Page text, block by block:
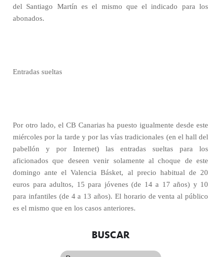
del Santiago Martín es el mismo que el indicado para los
abonados.
Entradas sueltas
Por otro lado, el CB Canarias ha puesto igualmente desde este
miércoles por la tarde y por las vías tradicionales (en el hall del
pabellón y por Internet) las entradas sueltas para los
aficionados que deseen venir solamente al choque de este
domingo ante el Valencia Básket, al precio habitual de 20
euros para adultos, 15 para jóvenes (de 14 a 17 años) y 10
para infantiles (de 4 a 13 años). El horario de venta al público
es el mismo que en los casos anteriores.
BUSCAR